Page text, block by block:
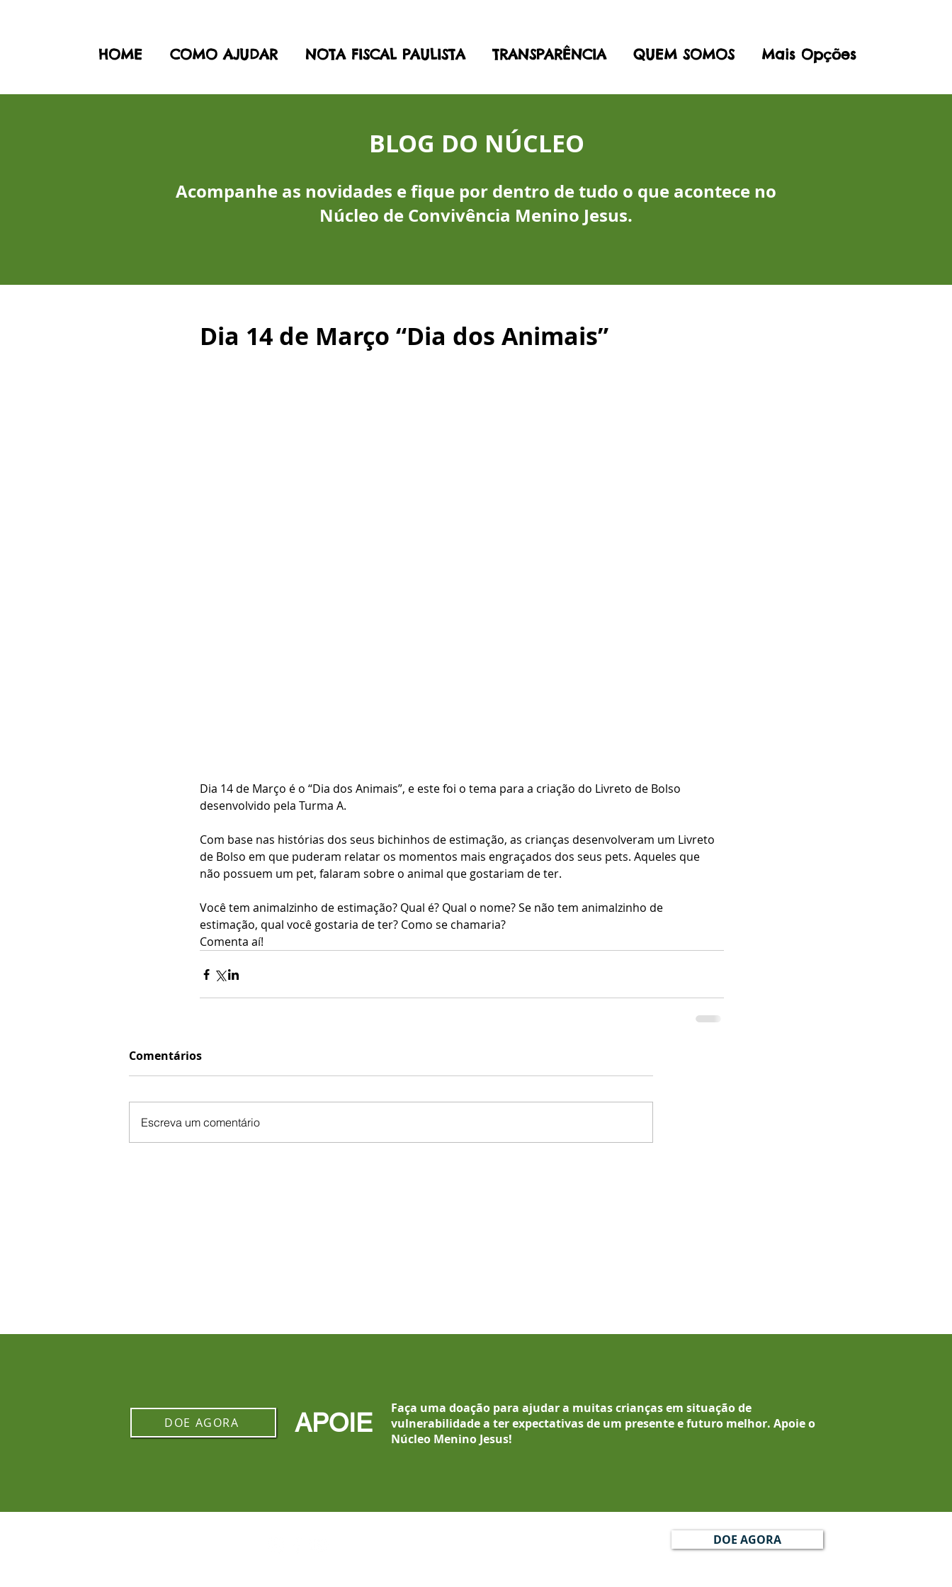
HOME COMO AJUDAR NOTA FISCAL PAULISTA TRANSPARÊNCIA QUEM SOMOS Mais Opções
BLOG DO NÚCLEO
Acompanhe as novidades e fique por dentro de tudo o que acontece no
Núcleo de Convivência Menino Jesus.
Dia 14 de Março “Dia dos Animais”
Dia 14 de Março é o “Dia dos Animais”, e este foi o tema para a criação do Livreto de Bolso
desenvolvido pela Turma A.
Com base nas histórias dos seus bichinhos de estimação, as crianças desenvolveram um Livreto
de Bolso em que puderam relatar os momentos mais engraçados dos seus pets. Aqueles que
não possuem um pet, falaram sobre o animal que gostariam de ter.
Você tem animalzinho de estimação? Qual é? Qual o nome? Se não tem animalzinho de
estimação, qual você gostaria de ter? Como se chamaria?
Comenta aí!
Comentários
Escreva um comentário
DOE AGORA APOIE
Faça uma doação para ajudar a muitas crianças em situação de
vulnerabilidade a ter expectativas de um presente e futuro melhor. Apoie o
Núcleo Menino Jesus!
DOE AGORA